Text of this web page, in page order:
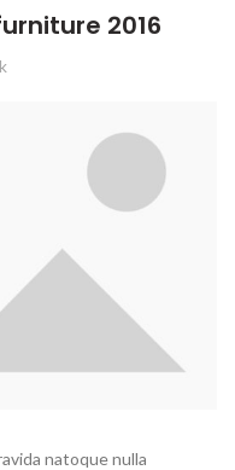
2016
natoque nulla